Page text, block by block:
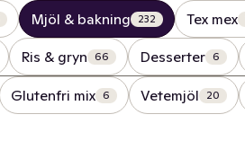
Mjöl & bakning 232 Tex mex
Ris & gryn 66 Desserter 6
Glutenfri mix 6 Vetemjöl 20